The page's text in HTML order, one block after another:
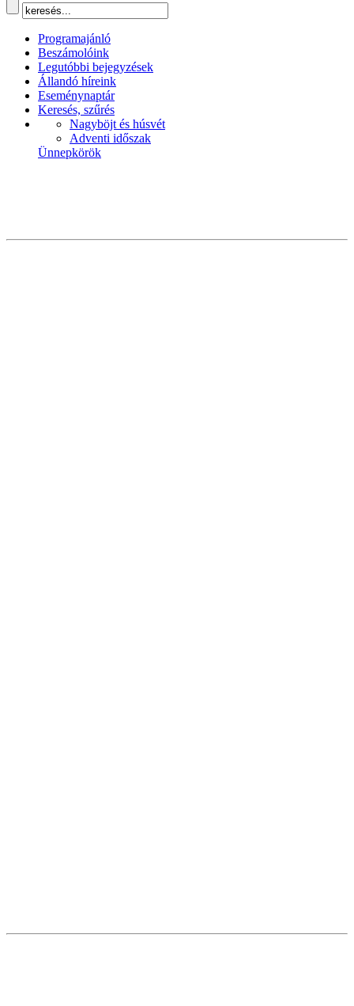
Programajánló
Beszámolóink
Legutóbbi bejegyzések
Állandó híreink
Eseménynaptár
Keresés, szűrés
Nagyböjt és húsvét
Adventi időszak
Ünnepkörök